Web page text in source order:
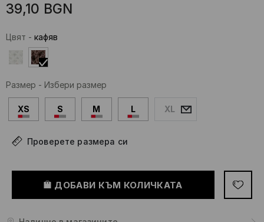
39,10 BGN
Цвят - кaфяв
Размер - Избери размер
XS S M L XL
Проверете размера си
ДОБАВИ КЪМ КОЛИЧКАТА